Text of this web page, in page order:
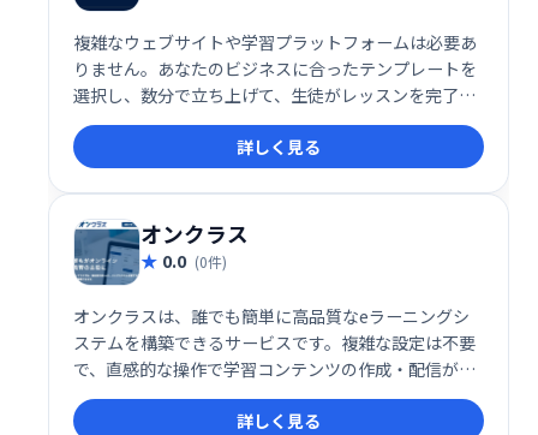
複雑なウェブサイトや学習プラットフォームは必要あ
りません。あなたのビジネスに合ったテンプレートを
選択し、数分で立ち上げて、生徒がレッスンを完了
し、より良い結果を得て、学習体験を愛するのを手伝
ってください。
詳しく見る
オンクラス
0.0 (0件)
オンクラスは、誰でも簡単に高品質なeラーニングシ
ステムを構築できるサービスです。複雑な設定は不要
で、直感的な操作で学習コンテンツの作成・配信が可
能。充実した機能で、効果的なeラーニングを実現
し、学習者の満足度向上に貢献します。
詳しく見る